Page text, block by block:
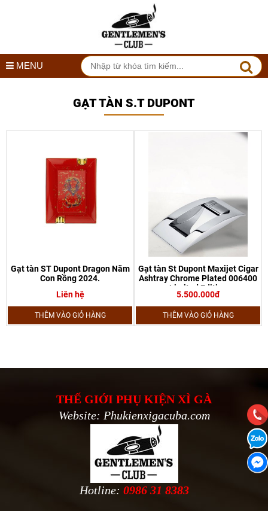
MENU
GẠT TÀN S.T DUPONT
Gạt tàn ST Dupont Dragon Năm
Con Rồng 2024.
Liên hệ
THÊM VÀO GIỎ HÀNG
Gạt tàn St Dupont Maxijet Cigar
Ashtray Chrome Plated 006400
Limited Edition
5.500.000đ
THÊM VÀO GIỎ HÀNG
THẾ GIỚI PHỤ KIỆN XÌ GÀ
Website: Phukienxigacuba.com
Hotline: 0986 31 8383